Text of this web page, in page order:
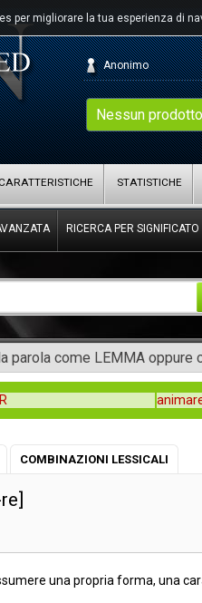
per migliorare la tua esperienza di
Nessun
Anonimo
STATISTICHE
RICERCA PER SIGNIFICATO
parola come LEMMA oppure
COMBINAZIONI LESSICALI
una propria forma, una